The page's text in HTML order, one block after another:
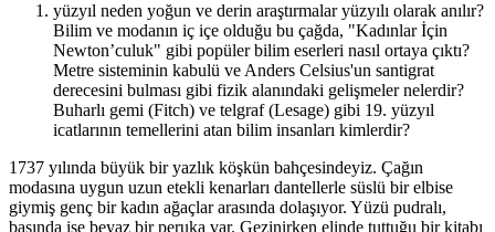
yüzyıl neden yoğun ve derin araştırmalar yüzyılı olarak anılır?
Bilim ve modanın iç içe olduğu bu çağda, "Kadınlar İçin
Newton’culuk" gibi popüler bilim eserleri nasıl ortaya çıktı?
Metre sisteminin kabulü ve Anders Celsius'un santigrat
derecesini bulması gibi fizik alanındaki gelişmeler nelerdir?
Buharlı gemi (Fitch) ve telgraf (Lesage) gibi 19. yüzyıl
icatlarının temellerini atan bilim insanları kimlerdir?
1737 yılında büyük bir yazlık köşkün bahçesindeyiz. Çağın
modasına uygun uzun etekli kenarları dantellerle süslü bir elbise
giymiş genç bir kadın ağaçlar arasında dolaşıyor. Yüzü pudralı,
başında ise beyaz bir peruka var. Gezinirken elinde tuttuğu bir kitabı